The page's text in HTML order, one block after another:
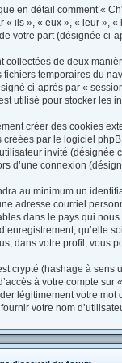
en détail comment «
« ils », « eux », « leur »,
votre part (désignée ci-
collectées de deux
temporaires du
ci-après par «
utilisé pour stocker les
créer des cookies
par le logiciel
invité (désignée
d’une connexion
au minimum un
adresse courriel
dans le pays qui
qu’elle
dans votre profil, vous
crypté (hashage à sens
à votre compte
légitimement votre
votre nom